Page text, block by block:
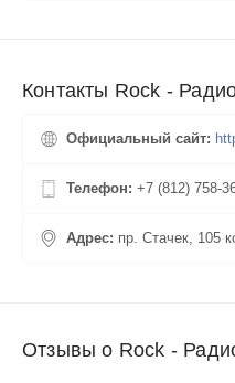
Контакты Rock -
Официальный сайт:
Телефон: +7 (812) 758-
Адрес: пр. Стачек, 105
Отзывы о Rock -